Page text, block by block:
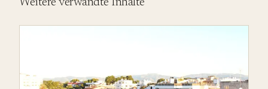
Weitere verwandte Inhalte